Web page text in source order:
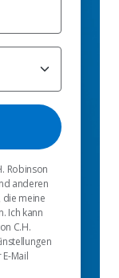
Robinson
anderen
die meine
Ich kann
C.H.
Mail